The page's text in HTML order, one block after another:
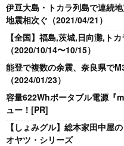
伊豆大島・トカラ列島で連続
地震相次ぐ（2021/04/21）
【全国】福島,茨城,日向灘,ト
（2020/10/14〜10/15）
能登で複数の余震、奈良県で
（2024/01/23）
容量622Whポータブル電源『
ュー！[PR]
【しょみグル】総本家田中屋
オヤツ・シリーズ